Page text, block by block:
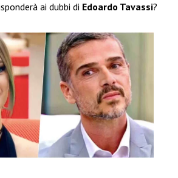
ai dubbi di Edoardo Tavassi?